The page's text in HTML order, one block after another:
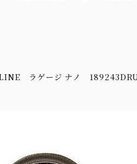
ラゲージ ナノ